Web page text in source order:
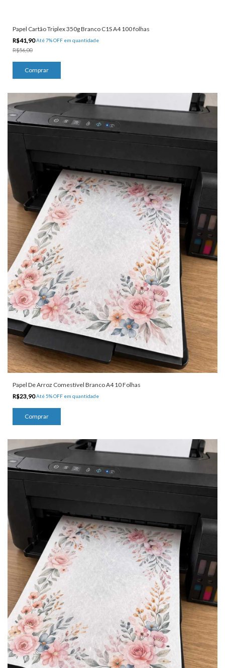
Papel Cartão Triplex 350g Branco C1S A4 100 folhas
R$41,90Até 7% OFF em quantidade
R$56,00
Papel De Arroz Comestível Branco A4 10 Folhas
R$23,90Até 5% OFF em quantidade